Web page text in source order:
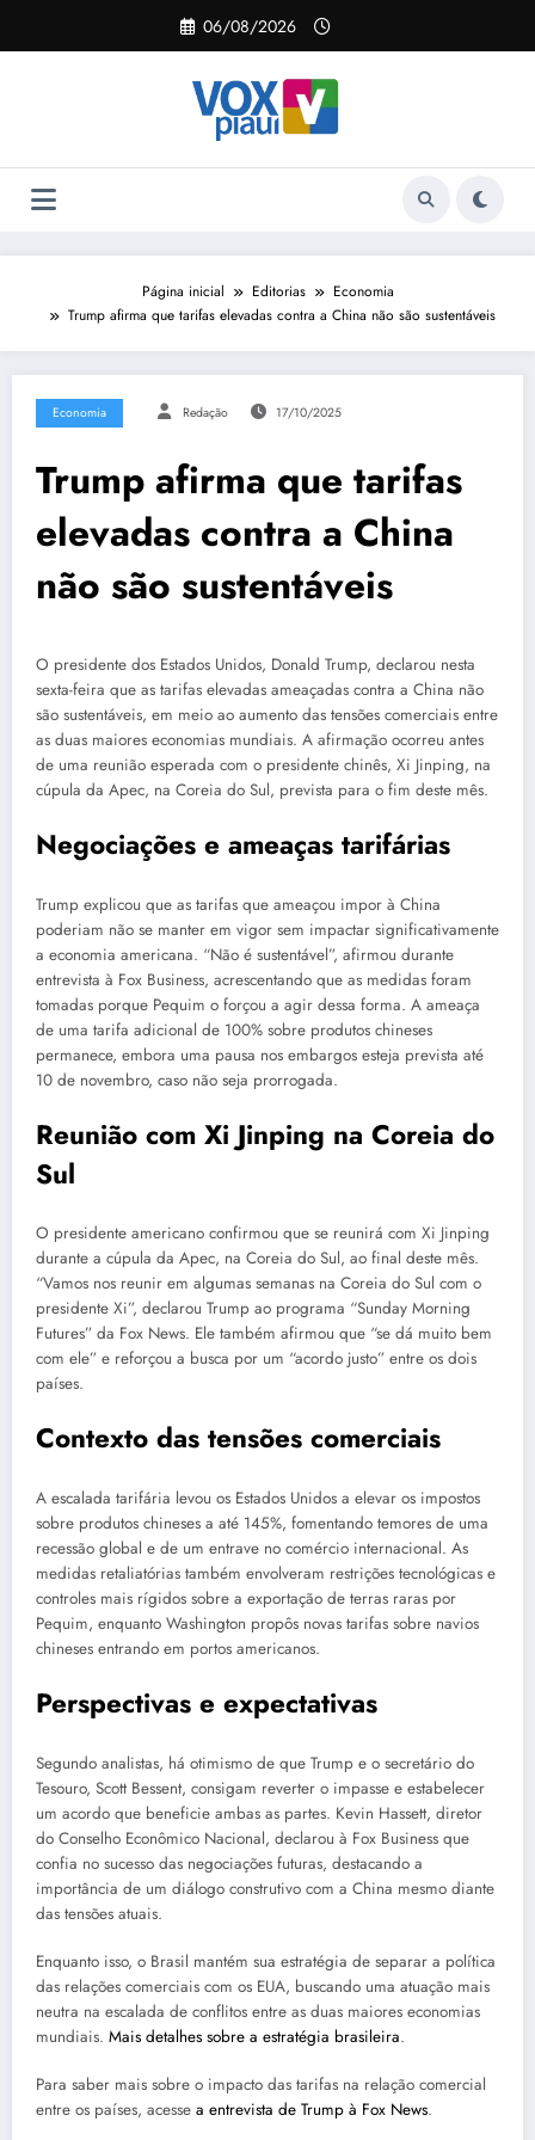
o
06/08/2026
Página inicial Editorias
Economia
Trump afirma que tarifas elevadas contra a China não são sustentáveis
Economia Redação 17/10/2025
Trump afirma que tarifas
elevadas contra a China
não são sustentáveis
O presidente dos Estados Unidos, Donald Trump, declarou nesta
sexta-feira que as tarifas elevadas ameaçadas contra a China não
são sustentáveis, em meio ao aumento das tensões comerciais entre
as duas maiores economias mundiais. A afirmação ocorreu antes
de uma reunião esperada com o presidente chinês, Xi Jinping, na
cúpula da Apec, na Coreia do Sul, prevista para o fim deste mês.
Negociações e ameaças tarifárias
Trump explicou que as tarifas que ameaçou impor à China
poderiam não se manter em vigor sem impactar significativamente
a economia americana. “Não é sustentável”, afirmou durante
entrevista à Fox Business, acrescentando que as medidas foram
tomadas porque Pequim o forçou a agir dessa forma. A ameaça
de uma tarifa adicional de 100% sobre produtos chineses
permanece, embora uma pausa nos embargos esteja prevista até
10 de novembro, caso não seja prorrogada.
Reunião com Xi Jinping na Coreia do
Sul
O presidente americano confirmou que se reunirá com Xi Jinping
durante a cúpula da Apec, na Coreia do Sul, ao final deste mês.
“Vamos nos reunir em algumas semanas na Coreia do Sul com o
presidente Xi”, declarou Trump ao programa “Sunday Morning
Futures” da Fox News. Ele também afirmou que “se dá muito bem
com ele” e reforçou a busca por um “acordo justo” entre os dois
países.
Contexto das tensões comerciais
A escalada tarifária levou os Estados Unidos a elevar os impostos
sobre produtos chineses a até 145%, fomentando temores de uma
recessão global e de um entrave no comércio internacional. As
medidas retaliatórias também envolveram restrições tecnológicas e
controles mais rígidos sobre a exportação de terras raras por
Pequim, enquanto Washington propôs novas tarifas sobre navios
chineses entrando em portos americanos.
Perspectivas e expectativas
Segundo analistas, há otimismo de que Trump e o secretário do
Tesouro, Scott Bessent, consigam reverter o impasse e estabelecer
um acordo que beneficie ambas as partes. Kevin Hassett, diretor
do Conselho Econômico Nacional, declarou à Fox Business que
confia no sucesso das negociações futuras, destacando a
importância de um diálogo construtivo com a China mesmo diante
das tensões atuais.
Enquanto isso, o Brasil mantém sua estratégia de separar a política
das relações comerciais com os EUA, buscando uma atuação mais
neutra na escalada de conflitos entre as duas maiores economias
mundiais. Mais detalhes sobre a estratégia brasileira.
Para saber mais sobre o impacto das tarifas na relação comercial
entre os países, acesse a entrevista de Trump à Fox News.